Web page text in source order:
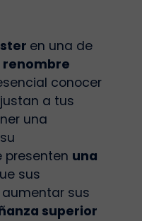
en una de
conocer
a tus
una
presenten una
sus
sus
superior